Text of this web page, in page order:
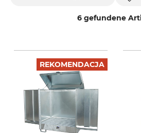
6 gefundene
REKOMENDACJA